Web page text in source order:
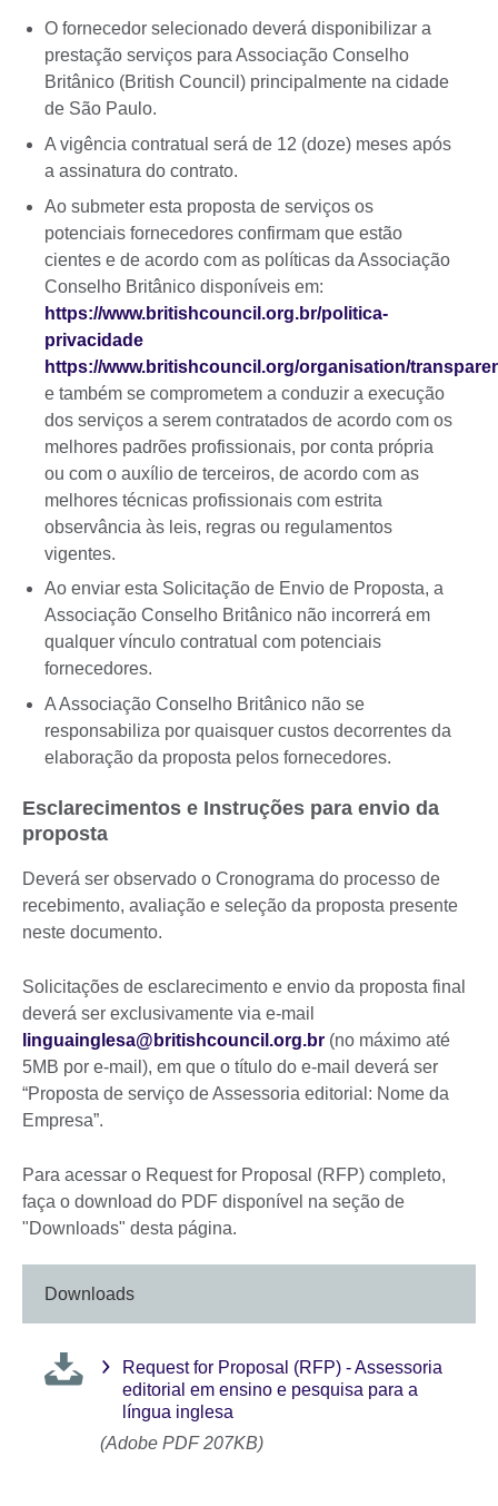
O fornecedor selecionado deverá disponibilizar a
prestação serviços para Associação Conselho
Britânico (British Council) principalmente na cidade
de São Paulo.
A vigência contratual será de 12 (doze) meses após
a assinatura do contrato.
Ao submeter esta proposta de serviços os
potenciais fornecedores confirmam que estão
cientes e de acordo com as políticas da Associação
Conselho Britânico disponíveis em:
https://www.britishcouncil.org.br/politica-
privacidade
https://www.britishcouncil.org/organisation/
e também se comprometem a conduzir a execução
dos serviços a serem contratados de acordo com os
melhores padrões profissionais, por conta própria
ou com o auxílio de terceiros, de acordo com as
melhores técnicas profissionais com estrita
observância às leis, regras ou regulamentos
vigentes.
Ao enviar esta Solicitação de Envio de Proposta, a
Associação Conselho Britânico não incorrerá em
qualquer vínculo contratual com potenciais
fornecedores.
A Associação Conselho Britânico não se
responsabiliza por quaisquer custos decorrentes da
elaboração da proposta pelos fornecedores.
Esclarecimentos e Instruções para envio da
proposta
Deverá ser observado o Cronograma do processo de
recebimento, avaliação e seleção da proposta presente
neste documento.
Solicitações de esclarecimento e envio da proposta final
deverá ser exclusivamente via e-mail
linguainglesa@britishcouncil.org.br (no máximo até
5MB por e-mail), em que o título do e-mail deverá ser
“Proposta de serviço de Assessoria editorial: Nome da
Empresa”.
Para acessar o Request for Proposal (RFP) completo,
faça o download do PDF disponível na seção de
"Downloads" desta página.
Downloads
Request for Proposal (RFP) - Assessoria
editorial em ensino e pesquisa para a
língua inglesa
(Adobe PDF 207KB)